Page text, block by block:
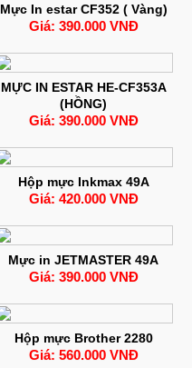
Mực In estar CF352 ( Vàng)
Giá: 390.000 VNĐ
MỰC IN ESTAR HE-CF353A
(HỒNG)
Giá: 390.000 VNĐ
Hộp mực Inkmax 49A
Giá: 420.000 VNĐ
Mực in JETMASTER 49A
Giá: 390.000 VNĐ
Hộp mực Brother 2280
Giá: 560.000 VNĐ